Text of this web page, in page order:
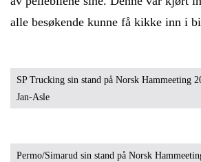
alle besøkende kunne få kikke inn i
SP Trucking sin stand på Norsk Hammeeting
Jan-Asle
Permo/Simarud sin stand på Norsk